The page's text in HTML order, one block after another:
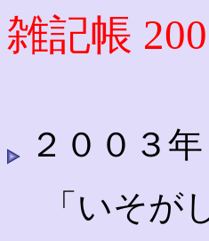
雑記帳
２００３
「いそが